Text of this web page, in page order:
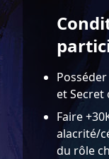
et Secret
Faire
alacrité/
du rôle